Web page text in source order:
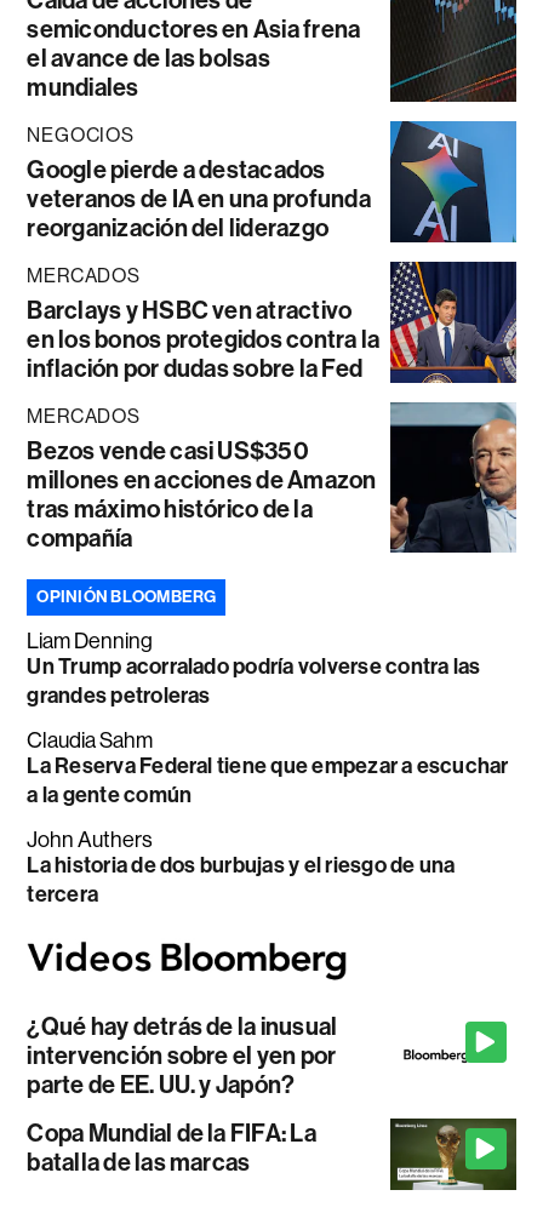
semiconductores en Asia frena
el avance de las bolsas
mundiales
NEGOCIOS
Google pierde a destacados
veteranos de IA en una profunda
reorganización del liderazgo
MERCADOS
Barclays y HSBC ven atractivo
en los bonos protegidos contra la
inflación por dudas sobre la Fed
MERCADOS
Bezos vende casi US$350
millones en acciones de Amazon
tras máximo histórico de la
compañía
OPINIÓN BLOOMBERG
Liam Denning
Un Trump acorralado podría volverse contra las
grandes petroleras
Claudia Sahm
La Reserva Federal tiene que empezar a escuchar
a la gente común
John Authers
La historia de dos burbujas y el riesgo de una
tercera
¿Qué hay detrás de la inusual
intervención sobre el yen por
parte de EE. UU. y Japón?
Copa Mundial de la FIFA: La
batalla de las marcas